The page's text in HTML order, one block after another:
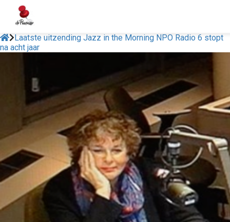
Laatste uitzending Jazz in the Morning NPO Radio 6 stopt
na acht jaar